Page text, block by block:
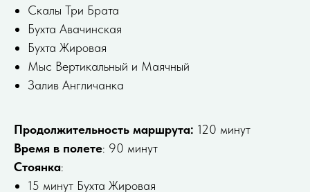
Скалы Три Брата
Бухта Авачинская
Бухта Жировая
Мыс Вертикальный и Маячный
Залив Англичанка
Продолжительность маршрута: 120 минут
Время в полете: 90 минут
Стоянка:
15 минут Бухта Жировая